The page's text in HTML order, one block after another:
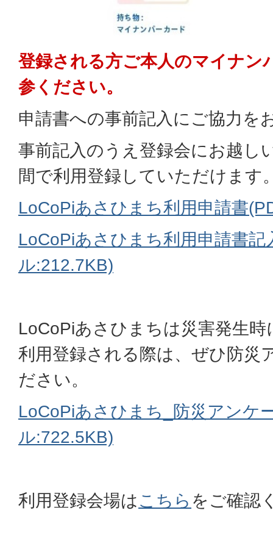
登録される方ご本人のマイナン
参ください。
申請書への事前記入にご協力を
事前記入のうえ登録会にお越し
間で利用登録していただけます
LoCoPiあさひまち利用申請書
LoCoPiあさひまち利用申請書記
ル:212.7KB)
LoCoPiあさひまちは災害発生
利用登録される際は、ぜひ防災
ださい。
LoCoPiあさひまち_防災アンケ
ル:722.5KB)
利用登録会場はこちら をご確認